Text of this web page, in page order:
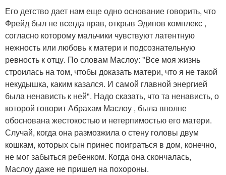
Его детство дает нам еще одно основание говорить, что
Фрейд был не всегда прав, открыв Эдипов комплекс ,
согласно которому мальчики чувствуют латентную
нежность или любовь к матери и подсознательную
ревность к отцу. По словам Маслоу: "Все моя жизнь
строилась на том, чтобы доказать матери, что я не такой
некудышка, каким казался. И самой главной энергией
была ненависть к ней". Надо сказать, что та ненависть, о
которой говорит Абрахам Маслоу , была вполне
обоснована жестокостью и нетерпимостью его матери.
Случай, когда она размозжила о стену головы двум
кошкам, которых сын принес поиграться в дом, конечно,
не мог забыться ребенком. Когда она скончалась,
Маслоу даже не пришел на похороны.